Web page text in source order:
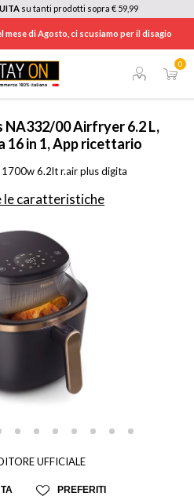
su tanti prodotti sopra € 59,99
di Agosto, ci scusiamo per il disagio
0
/ ELETTRODOMESTICI DA CUCINA
NA332/00 Airfryer 6.2 L,
16 in 1, App ricettario
6.2lt r.air plus digita
le caratteristiche
UFFICIALE
PREFERITI